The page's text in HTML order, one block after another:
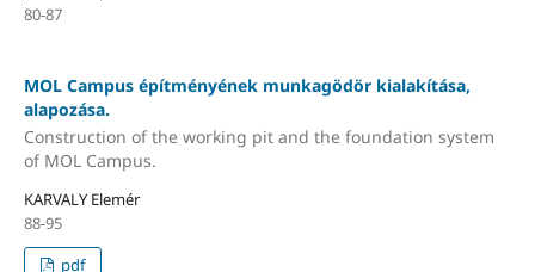
80-87
MOL Campus építményének munkagödör kialakítása,
alapozása.
Construction of the working pit and the foundation system
of MOL Campus.
KARVALY Elemér
88-95
pdf